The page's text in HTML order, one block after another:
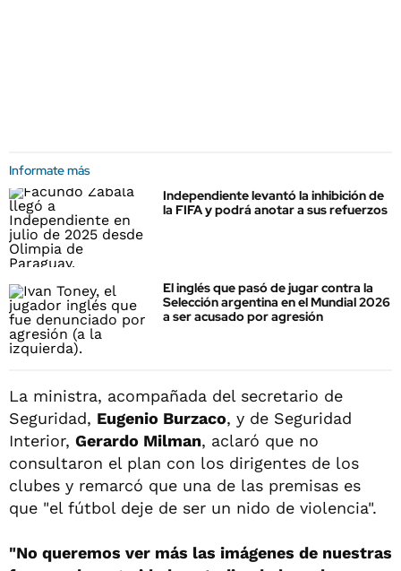
Informate más
Independiente levantó la inhibición de
la FIFA y podrá anotar a sus refuerzos
El inglés que pasó de jugar contra la
Selección argentina en el Mundial 2026
a ser acusado por agresión
La ministra, acompañada del secretario de
Seguridad, Eugenio Burzaco, y de Seguridad
Interior, Gerardo Milman, aclaró que no
consultaron el plan con los dirigentes de los
clubes y remarcó que una de las premisas es
que "el fútbol deje de ser un nido de violencia".
"No queremos ver más las imágenes de nuestras